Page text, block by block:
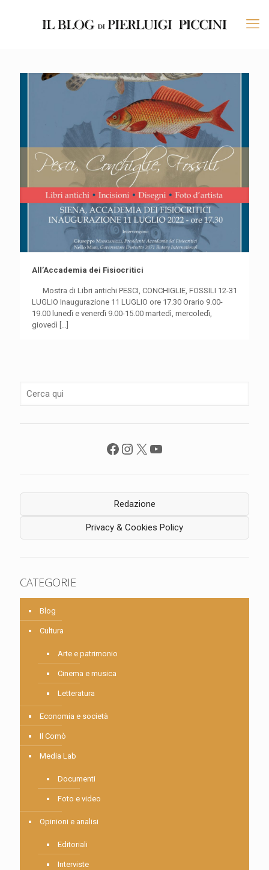
All’Accademia dei Fisiocritici
Mostra di Libri antichi PESCI, CONCHIGLIE, FOSSILI 12-31
LUGLIO Inaugurazione 11 LUGLIO ore 17.30 Orario 9.00-
19.00 lunedì e venerdì 9.00-15.00 martedì, mercoledì,
giovedì […]
Facebook
Instagram
X YouTube
Redazione
Privacy & Cookies Policy
CATEGORIE
Blog
Cultura
Arte e patrimonio
Cinema e musica
Letteratura
Economia e società
Il Comò
Media Lab
Documenti
Foto e video
Opinioni e analisi
Editoriali
Interviste